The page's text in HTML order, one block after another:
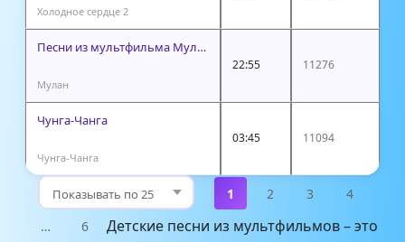
Холодное сердце 2
Песни из мультфильма Мулан
Мулан
22:55 11276
Чунга-Чанга
Чунга-Чанга
03:45 11094
1 2 3
4
…
6
Детские песни из мультфильмов – это